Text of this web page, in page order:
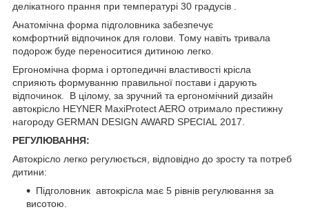
делікатного прання при температурі 30 градусів .
Анатомічна форма підголовника забезпечує
комфортний відпочинок для голови. Тому навіть тривала
подорож буде переноситися дитиною легко.
Ергономічна форма і ортопедичні властивості крісла
сприяють формуванню правильної постави і дарують
відпочинок. В цілому, за зручний та ергономічний дизайн
автокрісло HEYNER MaxiProtect AERO отримало престижну
нагороду GERMAN DESIGN AWARD SPECIAL 2017.
РЕГУЛЮВАННЯ:
Автокрісло легко регулюється, відповідно до зросту та потреб
дитини:
Підголовник автокрісла має 5 рівнів регулювання за
висотою.